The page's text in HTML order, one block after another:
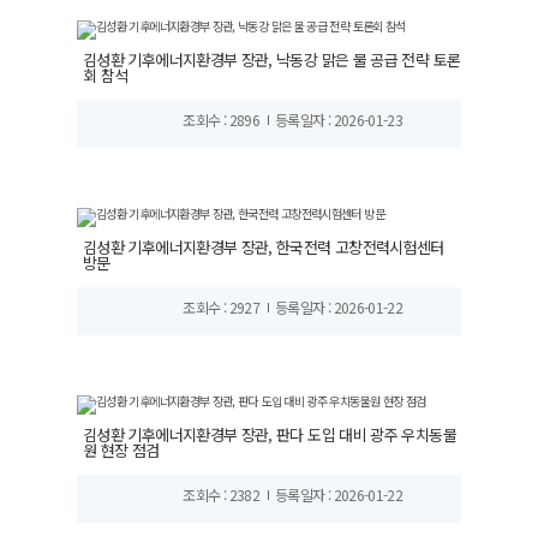
김성환 기후에너지환경부 장관, 낙동강 맑은 물 공급 전략 토론
회 참석
조회수 : 2896 등록일자 : 2026-01-23
김성환 기후에너지환경부 장관, 한국전력 고창전력시험센터
방문
조회수 : 2927 등록일자 : 2026-01-22
김성환 기후에너지환경부 장관, 판다 도입 대비 광주 우치동물
원 현장 점검
조회수 : 2382 등록일자 : 2026-01-22